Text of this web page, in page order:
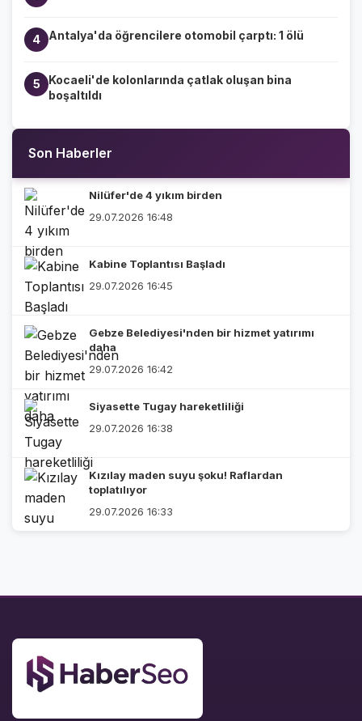
4 Antalya'da öğrencilere otomobil çarptı: 1 ölü
5
Kocaeli'de kolonlarında çatlak oluşan bina
boşaltıldı
Son Haberler
Nilüfer'de 4 yıkım birden
29.07.2026 16:48
Kabine Toplantısı Başladı
29.07.2026 16:45
Gebze Belediyesi'nden bir hizmet yatırımı
daha
29.07.2026 16:42
Siyasette Tugay hareketliliği
29.07.2026 16:38
Kızılay maden suyu şoku! Raflardan
toplatılıyor
29.07.2026 16:33